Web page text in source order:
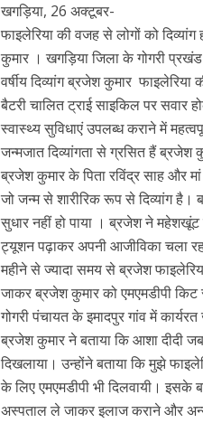
खगड़िया, 26 अक्टूबर-
फाइलेरिया की वजह से लोगों को
कुमार । खगड़िया जिला के गोगरी
वर्षीय दिव्यांग ब्रजेश कुमार
बैटरी चालित ट्राई साइकिल पर सवार
स्वास्थ्य सुविधाएं उपलब्ध कराने में
जन्मजात दिव्यांगता से ग्रसित हैं ब्रजेश
ब्रजेश कुमार के पिता रविंद्र साह और
जो जन्म से शारीरिक रूप से दिव्यांग
सुधार नहीं हो पाया । ब्रजेश ने महेशखूंट
ट्यूशन पढ़ाकर अपनी आजीविका चला
महीने से ज्यादा समय से ब्रजेश
जाकर ब्रजेश कुमार को एमएमडीपी किट
गोगरी पंचायत के इमादपुर गांव में
ब्रजेश कुमार ने बताया कि आशा दीदी
दिखलाया। उन्होंने बताया कि मुझे
के लिए एमएमडीपी भी दिलवायी।
अस्पताल ले जाकर इलाज कराने और